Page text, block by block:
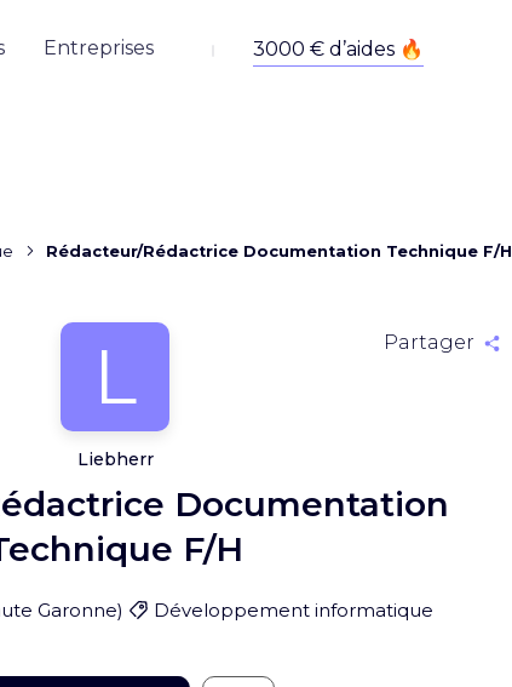
Entreprises
Rédacteur/Rédactrice Documentation Technique F/H
L Partager
Liebherr
Documentation
F/H
Garonne) Développement informatique